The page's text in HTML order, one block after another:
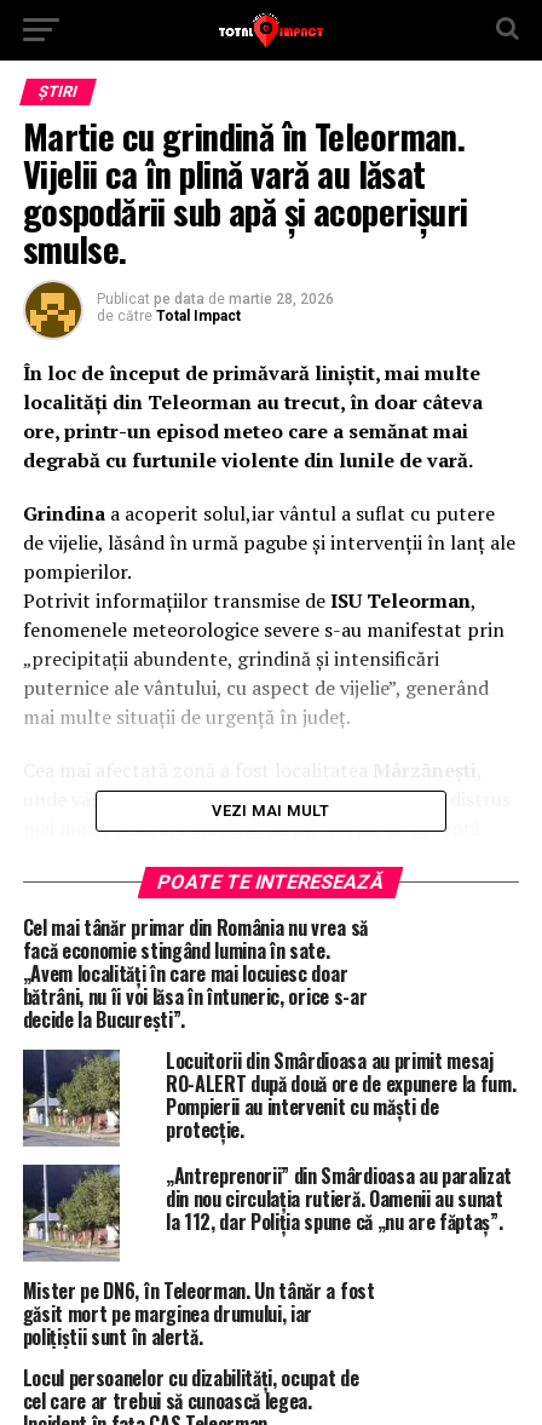
ȘTIRI
Martie cu grindină în Teleorman.
Vijelii ca în plină vară au lăsat
gospodării sub apă și acoperișuri
smulse.
Publicat pe data de martie 28, 2026
de către Total Impact
În loc de început de primăvară liniștit, mai multe
localități din Teleorman au trecut, în doar câteva
ore, printr-un episod meteo care a semănat mai
degrabă cu furtunile violente din lunile de vară.
Grindinaa acoperit solul,iar vântul a suflat cu putere
de vijelie, lăsând în urmă pagube și intervenții în lanț ale
pompierilor.
Potrivit informațiilor transmise deISU Teleorman,
fenomenele meteorologice severe s-au manifestat prin
„precipitații abundente, grindină și intensificări
puternice ale vântului, cu aspect de vijelie”, generând
mai multe situații de urgență în județ.
unde vântul a smuls acoperișul unei locuințe și a distrus
mai multe solarii. Pompierii au intervenit de urgență
să prevină alte pericole pentru locuitori.
În paralel, în
Drăgănești de Vede, Talpa
Însurăței, Brebina, Albești și Cucuieți
operative au fost mobilizate pentru evacuarea apei din
curți și gospodării. Intervențiile s-au făcut cu
motopompe, în condițiile în care acumulările de apă au
fost accentuate de șanțurile și canalele colmatate, care
au blocat scurgerea normală. În aceste cazuri,
autoritățile locale au fost nevoite să intervină cu utilaje
pentru deblocarea zonelor afectate.
Imaginile din teren au surprins un peisaj rar întâlnit în
luna martie. Au fost curți inundate, grădini acoperite de
gheață și bucăți de grindină care au transformat
temporar ulițele în suprafețe albe. Diferența a fost însă
dată de violența fenomenelor, rafale de vânt, descărcări
electrice și cantități mari de apă într-un timp foarte
scurt.
VEZI MAI MULT
POATE TE INTERESEAZĂ
Cel mai tânăr primar din România nu vrea să
facă economie stingând lumina în sate.
„Avem localități în care mai locuiesc doar
bătrâni, nu îi voi lăsa în întuneric, orice s-ar
decide la București”.
Locuitorii din Smârdioasa au primit mesaj
RO-ALERT după două ore de expunere la fum.
Pompierii au intervenit cu măști de
protecție.
„Antreprenorii” din Smârdioasa au paralizat
din nou circulația rutieră. Oamenii au sunat
la 112, dar Poliția spune că „nu are făptaș”.
Mister pe DN6, în Teleorman. Un tânăr a fost
găsit mort pe marginea drumului, iar
polițiștii sunt în alertă.
Locul persoanelor cu dizabilități, ocupat de
cel care ar trebui să cunoască legea.